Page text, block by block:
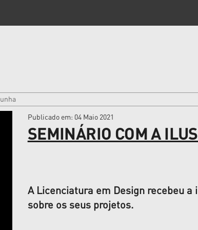
Publicado em: 04 Maio 2021
SEMINÁRIO COM A
A Licenciatura em Design recebeu
sobre os seus projetos.